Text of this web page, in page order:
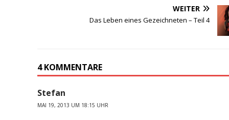
WEITER
Das Leben eines Gezeichneten – Teil 4
4 KOMMENTARE
Stefan
MAI 19, 2013 UM 18:15 UHR